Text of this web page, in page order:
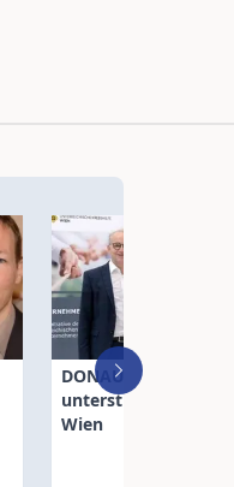
DONAU Versicherung
unterstützt Krebshilfe
Wien